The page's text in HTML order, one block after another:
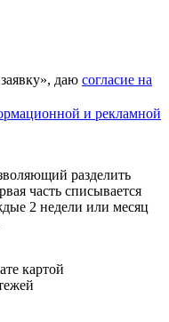
», даю согласие на
и рекламной
разделить
часть списывается
2 недели или месяц
картой